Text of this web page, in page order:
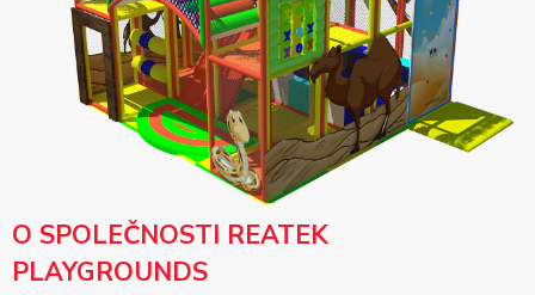
O SPOLEČNOSTI REATEK
PLAYGROUNDS